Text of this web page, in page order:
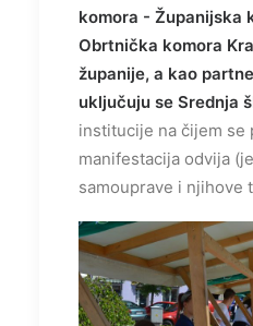
komora - Županijska
Obrtnička komora
županije, a kao
uključuju se Srednja
institucije na čijem se
manifestacija odvija
samouprave i njihove